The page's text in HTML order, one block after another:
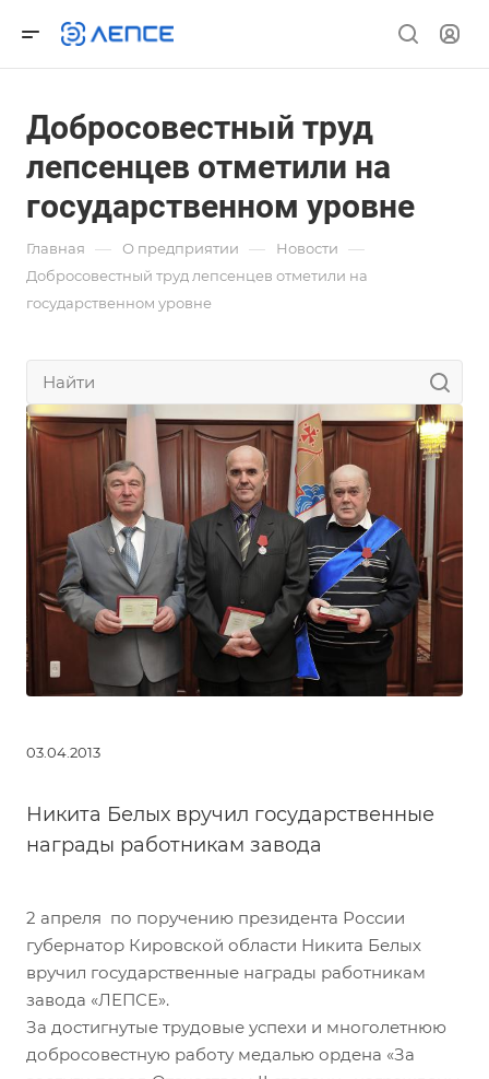
Добросовестный труд
лепсенцев отметили на
государственном уровне
Главная — О предприятии — Новости —
Добросовестный труд лепсенцев отметили на
государственном уровне
03.04.2013
Никита Белых вручил государственные
награды работникам завода
2 апреля по поручению президента России
губернатор Кировской области Никита Белых
вручил государственные награды работникам
завода «ЛЕПСЕ».
За достигнутые трудовые успехи и многолетнюю
добросовестную работу медалью ордена «За